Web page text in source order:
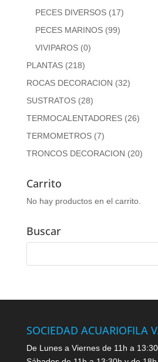
PECES DIVERSOS (17)
PECES MARINOS (99)
VIVIPAROS (0)
PLANTAS (218)
ROCAS DECORACION (32)
SUSTRATOS (28)
TERMOCALENTADORES (26)
TERMOMETROS (7)
TRONCOS DECORACION (20)
Carrito
No hay productos en el carrito.
Buscar
SOCIEDAD ACUARIOFILA
De Lunes a Viernes de 11h a